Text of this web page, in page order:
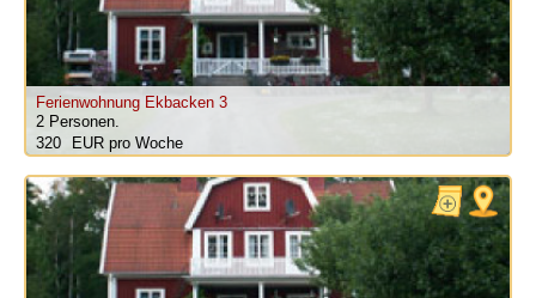
Ferienwohnung Ekbacken 3
2 Personen.
320
pro Woche